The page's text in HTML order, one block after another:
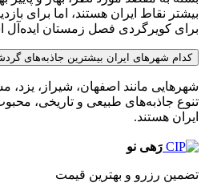
بیشتر نقاط ایران هستند، اما برای
برای کویرگردی فصل زمستان
کدام شهرهای ایران بیشترین جاذبه‌های
شهرهایی مانند اصفهان، شیراز، یزد،
تنوع جاذبه‌های طبیعی و تاریخی،
ایران هستند.
رَهی نو
تضمین رزرو و بهترین قیمت